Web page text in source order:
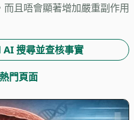
且唔會顯著增加嚴重副作用
搜尋並查核事實
門頁面